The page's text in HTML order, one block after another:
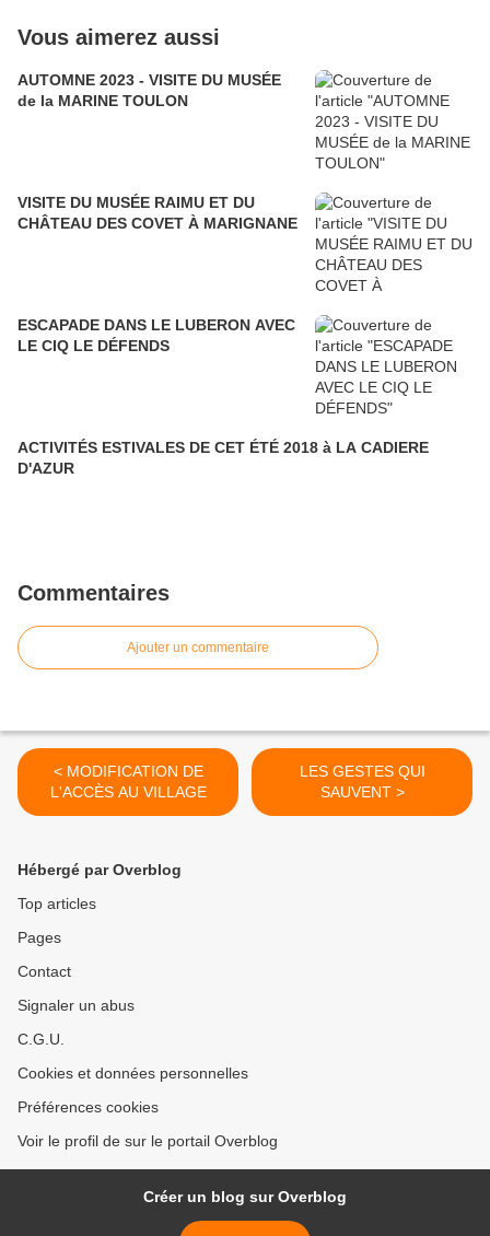
Vous aimerez aussi
AUTOMNE 2023 - VISITE DU MUSÉE
de la MARINE TOULON
VISITE DU MUSÉE RAIMU ET DU
CHÂTEAU DES COVET À MARIGNANE
ESCAPADE DANS LE LUBERON AVEC
LE CIQ LE DÉFENDS
ACTIVITÉS ESTIVALES DE CET ÉTÉ 2018 à LA CADIERE
D'AZUR
Commentaires
Ajouter un commentaire
< MODIFICATION DE
L'ACCÈS AU VILLAGE
LES GESTES QUI
SAUVENT >
Hébergé par Overblog
Top articles
Pages
Contact
Signaler un abus
C.G.U.
Cookies et données personnelles
Préférences cookies
Voir le profil de sur le portail Overblog
Créer un blog sur Overblog